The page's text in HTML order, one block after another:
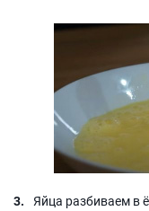
Яйца разбиваем в